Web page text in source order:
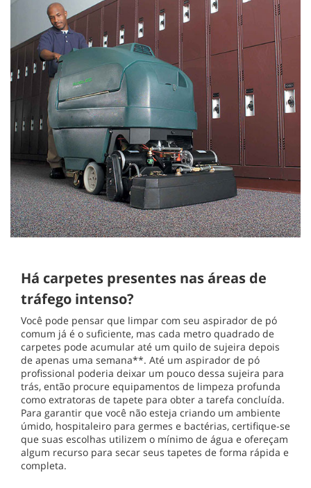
Há carpetes presentes nas áreas de
tráfego intenso?
Você pode pensar que limpar com seu aspirador de pó
comum já é o suficiente, mas cada metro quadrado de
carpetes pode acumular até um quilo de sujeira depois
de apenas uma semana**. Até um aspirador de pó
profissional poderia deixar um pouco dessa sujeira para
trás, então procure equipamentos de limpeza profunda
como extratoras de tapete para obter a tarefa concluída.
Para garantir que você não esteja criando um ambiente
úmido, hospitaleiro para germes e bactérias, certifique-se
que suas escolhas utilizem o mínimo de água e ofereçam
algum recurso para secar seus tapetes de forma rápida e
completa.